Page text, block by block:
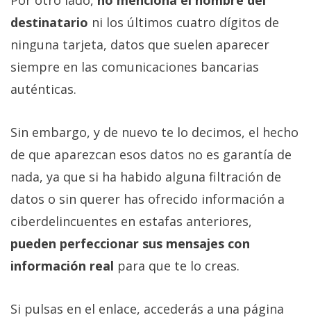
destinatario ni los últimos cuatro dígitos de
ninguna tarjeta, datos que suelen aparecer
siempre en las comunicaciones bancarias
auténticas.
Sin embargo, y de nuevo te lo decimos, el hecho
de que aparezcan esos datos no es garantía de
nada, ya que si ha habido alguna filtración de
datos o sin querer has ofrecido información a
ciberdelincuentes en estafas anteriores,
pueden perfeccionar sus mensajes con
información real para que te lo creas.
Si pulsas en el enlace, accederás a una página